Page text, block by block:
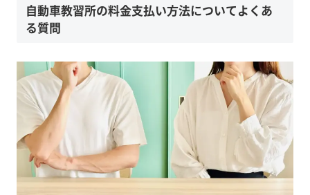
自動車教習所の料金支払い方法についてよくあ
る質問